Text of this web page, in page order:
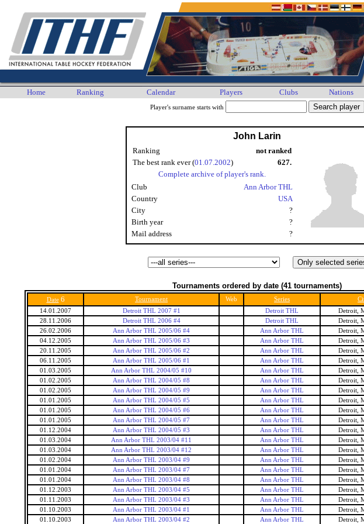
Home Ranking Calendar Players Clubs Nations
Player's surname starts with
John Larin
Ranking
not ranked
The best rank ever (01.07.2002)
627.
Complete archive of player's rank.
Club
Ann Arbor THL
Country
USA
City
?
Birth year
?
Mail address
?
Tournaments ordered by date (41 tournaments)
Date 6 Tournament Web Series
14.01.2007
Detroit THL 2007 #1 Detroit THL Detroit,
28.11.2006
Detroit THL 2006 #4 Detroit THL Detroit,
26.02.2006
Ann Arbor THL 2005/06 #4 Ann Arbor THL Detroit,
04.12.2005
Ann Arbor THL 2005/06 #3 Ann Arbor THL Detroit,
20.11.2005
Ann Arbor THL 2005/06 #2 Ann Arbor THL Detroit,
06.11.2005
Ann Arbor THL 2005/06 #1 Ann Arbor THL Detroit,
01.03.2005
Ann Arbor THL 2004/05 #10 Ann Arbor THL Detroit,
01.02.2005
Ann Arbor THL 2004/05 #8 Ann Arbor THL Detroit,
01.02.2005
Ann Arbor THL 2004/05 #9 Ann Arbor THL Detroit,
01.01.2005
Ann Arbor THL 2004/05 #5 Ann Arbor THL Detroit,
01.01.2005
Ann Arbor THL 2004/05 #6 Ann Arbor THL Detroit,
01.01.2005
Ann Arbor THL 2004/05 #7 Ann Arbor THL Detroit,
01.12.2004
Ann Arbor THL 2004/05 #3 Ann Arbor THL Detroit,
01.03.2004
Ann Arbor THL 2003/04 #11 Ann Arbor THL Detroit,
01.03.2004
Ann Arbor THL 2003/04 #12 Ann Arbor THL Detroit,
01.02.2004
Ann Arbor THL 2003/04 #9 Ann Arbor THL Detroit,
01.01.2004
Ann Arbor THL 2003/04 #7 Ann Arbor THL Detroit,
01.01.2004
Ann Arbor THL 2003/04 #8 Ann Arbor THL Detroit,
01.12.2003
Ann Arbor THL 2003/04 #5 Ann Arbor THL Detroit,
01.11.2003
Ann Arbor THL 2003/04 #3 Ann Arbor THL Detroit,
01.10.2003
Ann Arbor THL 2003/04 #1 Ann Arbor THL Detroit,
01.10.2003
Ann Arbor THL 2003/04 #2 Ann Arbor THL Detroit,